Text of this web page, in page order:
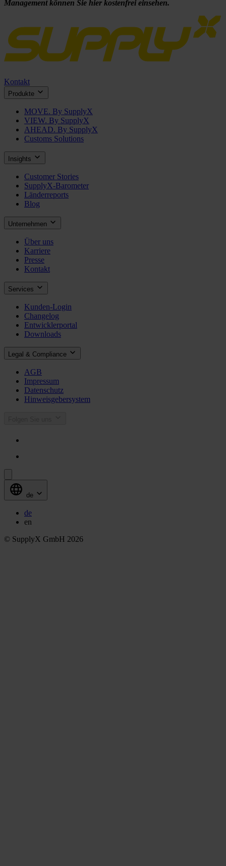
Management können Sie hier kostenfrei einsehen.
Kontakt
Produkte
MOVE. By SupplyX
VIEW. By SupplyX
AHEAD. By SupplyX
Customs Solutions
Insights
Customer Stories
SupplyX-Barometer
Länderreports
Blog
Unternehmen
Über uns
Karriere
Presse
Kontakt
Services
Kunden-Login
Changelog
Entwicklerportal
Downloads
Legal & Compliance
AGB
Impressum
Datenschutz
Hinweisgebersystem
de
de
en
© SupplyX GmbH 2026